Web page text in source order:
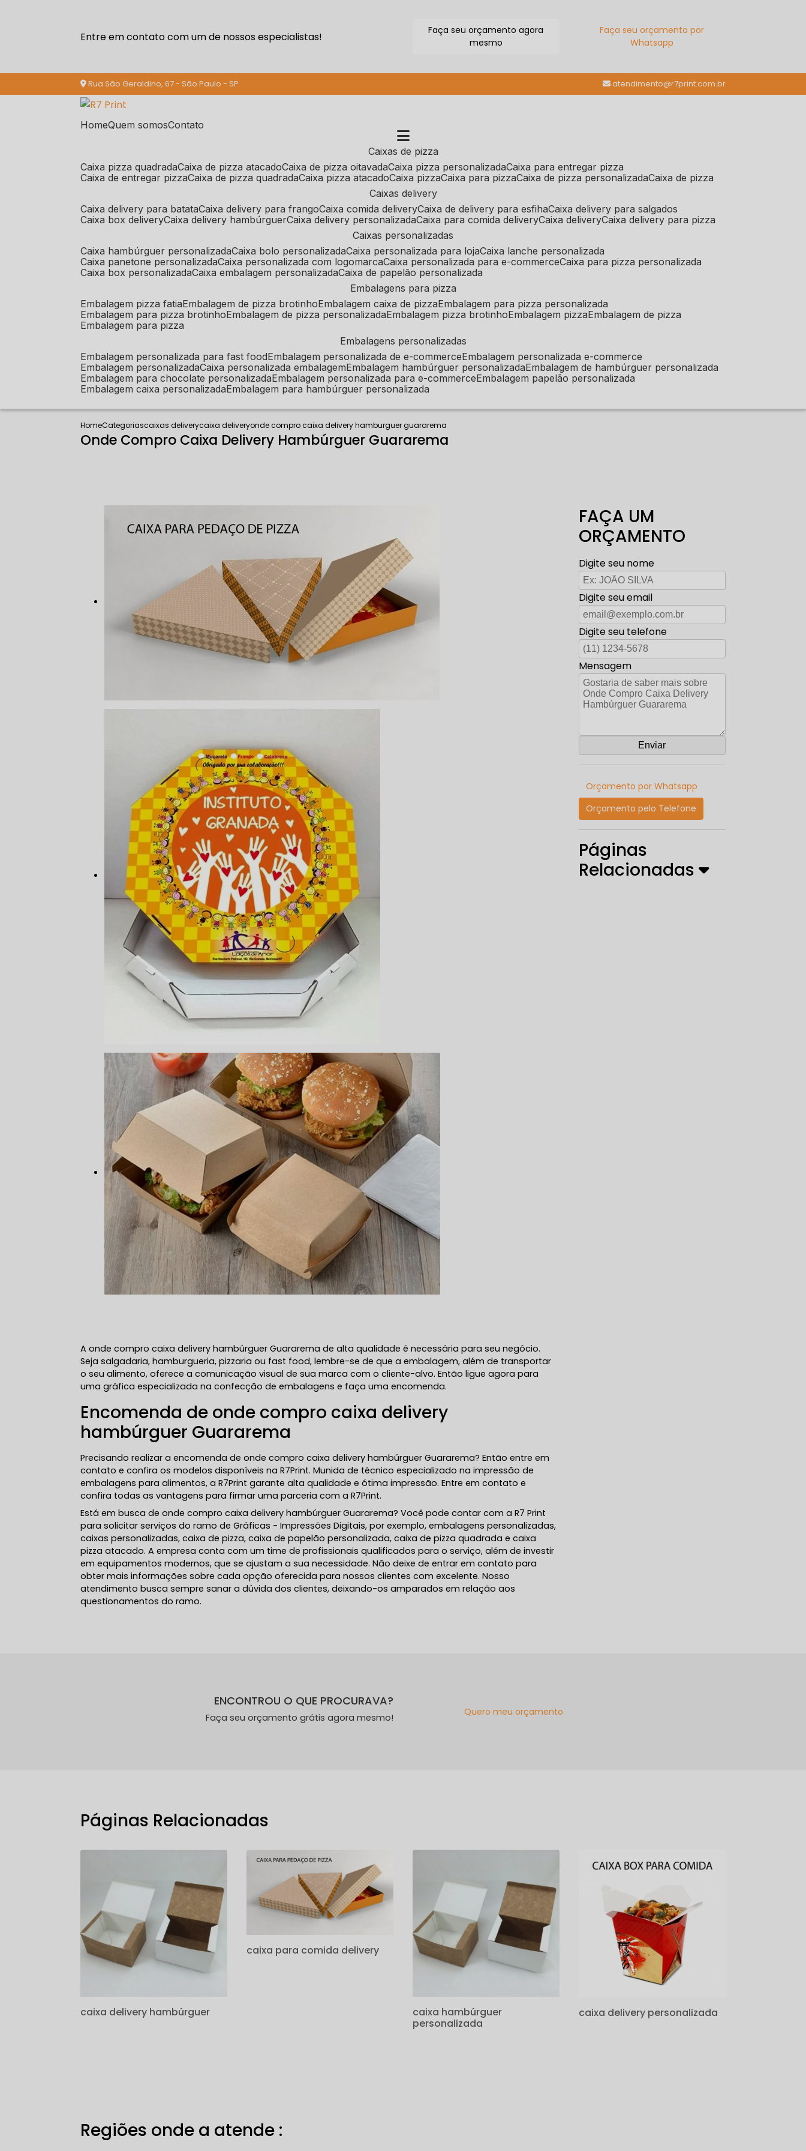
Entre em contato com um de nossos especialistas!
Faça seu orçamento agora
mesmo
Faça seu orçamento por
Whatsapp
Rua São Geraldino, 67 - São Paulo - SP atendimento@r7print.com.br
Home Quem somos Contato
caixas de pizza
caixa pizza quadrada caixa de pizza atacado caixa de pizza oitavada caixa pizza personalizada caixa para entregar pizza
caixa de entregar pizza caixa de pizza quadrada caixa pizza atacado caixa pizza caixa para pizza caixa de pizza personalizada caixa de pizza
caixas delivery
caixa delivery para batata caixa delivery para frango caixa comida delivery caixa de delivery para esfiha caixa delivery para salgados
caixa box delivery caixa delivery hambúrguer caixa delivery personalizada caixa para comida delivery caixa delivery caixa delivery para pizza
caixas personalizadas
caixa hambúrguer personalizada caixa bolo personalizada caixa personalizada para loja caixa lanche personalizada
caixa panetone personalizada caixa personalizada com logomarca caixa personalizada para e-commerce caixa para pizza personalizada
caixa box personalizada caixa embalagem personalizada caixa de papelão personalizada
embalagens para pizza
embalagem pizza fatia embalagem de pizza brotinho embalagem caixa de pizza embalagem para pizza personalizada
embalagem para pizza brotinho embalagem de pizza personalizada embalagem pizza brotinho embalagem pizza embalagem de pizza
embalagem para pizza
embalagens personalizadas
embalagem personalizada para fast food embalagem personalizada de e-commerce embalagem personalizada e-commerce
embalagem personalizada caixa personalizada embalagem embalagem hambúrguer personalizada embalagem de hambúrguer personalizada
embalagem para chocolate personalizada embalagem personalizada para e-commerce embalagem papelão personalizada
embalagem caixa personalizada embalagem para hambúrguer personalizada
HomeCategoriascaixas deliverycaixa deliveryonde compro caixa delivery hamburguer guararema
Onde Compro Caixa Delivery Hambúrguer Guararema
A onde compro caixa delivery hambúrguer Guararema de alta qualidade é necessária para seu negócio.
Seja salgadaria, hamburgueria, pizzaria ou fast food, lembre-se de que a embalagem, além de transportar
o seu alimento, oferece a comunicação visual de sua marca com o cliente-alvo. Então ligue agora para
uma gráfica especializada na confecção de embalagens e faça uma encomenda.
Encomenda de onde compro caixa delivery
hambúrguer Guararema
Precisando realizar a encomenda de onde compro caixa delivery hambúrguer Guararema? Então entre em
contato e confira os modelos disponíveis na R7Print. Munida de técnico especializado na impressão de
embalagens para alimentos, a R7Print garante alta qualidade e ótima impressão. Entre em contato e
confira todas as vantagens para firmar uma parceria com a R7Print.
Está em busca de onde compro caixa delivery hambúrguer Guararema? Você pode contar com a R7 Print
para solicitar serviços do ramo de Gráficas - Impressões Digitais, por exemplo, embalagens personalizadas,
caixas personalizadas, caixa de pizza, caixa de papelão personalizada, caixa de pizza quadrada e caixa
pizza atacado. A empresa conta com um time de profissionais qualificados para o serviço, além de investir
em equipamentos modernos, que se ajustam a sua necessidade. Não deixe de entrar em contato para
obter mais informações sobre cada opção oferecida para nossos clientes com excelente. Nosso
atendimento busca sempre sanar a dúvida dos clientes, deixando-os amparados em relação aos
questionamentos do ramo.
FAÇA UM
ORÇAMENTO
Digite seu nome
Digite seu email
Digite seu telefone
Mensagem
Orçamento por Whatsapp
Orçamento pelo Telefone
Páginas
Relacionadas
ENCONTROU O QUE PROCURAVA?
Faça seu orçamento grátis agora mesmo!
Quero meu orçamento
Páginas Relacionadas
caixa delivery hambúrguer
caixa para comida delivery
caixa hambúrguer
personalizada
caixa delivery personalizada
Regiões onde a atende :